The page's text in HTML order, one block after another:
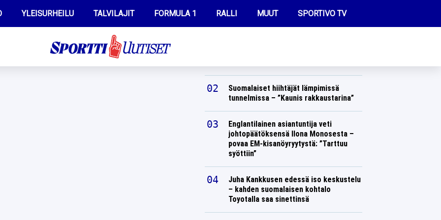
YLEISURHEILU TALVILAJIT FORMULA 1 RALLI MUUT
OLYMPIALAISET
SPORTIVO TV
Suomalaiset hiihtäjät lämpimissä
tunnelmissa – ”Kaunis rakkaustarina”
Englantilainen asiantuntija veti
johtopäätöksensä Ilona Monosesta –
povaa EM-kisanöyryytystä: ”Tarttuu
syöttiin”
Juha Kankkusen edessä iso keskustelu
– kahden suomalaisen kohtalo
Toyotalla saa sinettinsä